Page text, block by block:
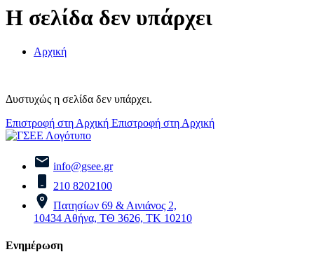
Η σελίδα δεν υπάρχει
Αρχική
Δυστυχώς η σελίδα δεν υπάρχει.
Επιστροφή στη Αρχική Επιστροφή στη Αρχική
info@gsee.gr
210 8202100
Πατησίων 69 & Αινιάνος 2,
10434 Αθήνα, ΤΘ 3626, ΤΚ 10210
Ενημέρωση